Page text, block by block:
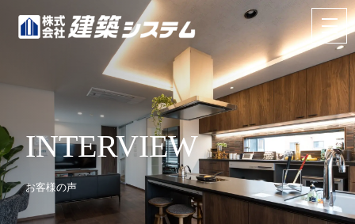
INTERVIEW
お客様の声
お問い合わせ 来場予約
HOME
イベント･見学情報
コンセプト